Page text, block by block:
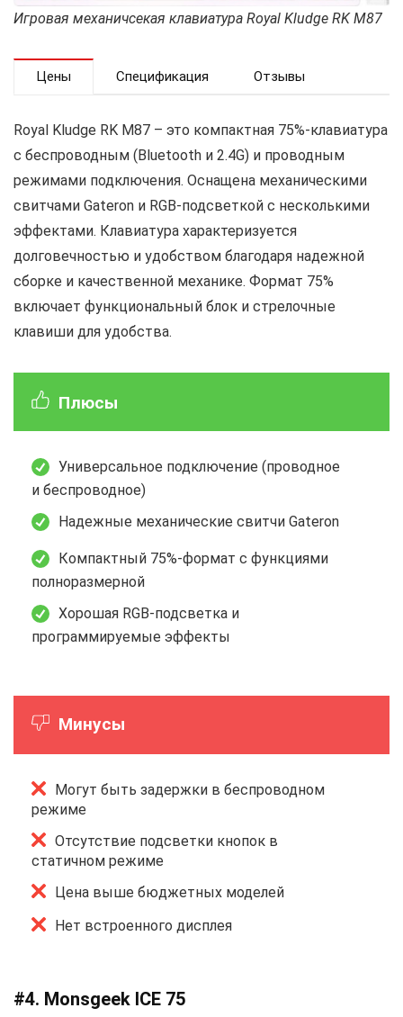
Игровая механичсекая клавиатура Royal Kludge RK M87
Цены Спецификация Отзывы
Royal Kludge RK M87 – это компактная 75%-клавиатура
с беспроводным (Bluetooth и 2.4G) и проводным
режимами подключения. Оснащена механическими
свитчами Gateron и RGB-подсветкой с несколькими
эффектами. Клавиатура характеризуется
долговечностью и удобством благодаря надежной
сборке и качественной механике. Формат 75%
включает функциональный блок и стрелочные
клавиши для удобства.
Плюсы
Универсальное подключение (проводное
и беспроводное)
Надежные механические свитчи Gateron
Компактный 75%-формат с функциями
полноразмерной
Хорошая RGB-подсветка и
программируемые эффекты
Минусы
Могут быть задержки в беспроводном
режиме
Отсутствие подсветки кнопок в
статичном режиме
Цена выше бюджетных моделей
Нет встроенного дисплея
#4. Monsgeek ICE 75